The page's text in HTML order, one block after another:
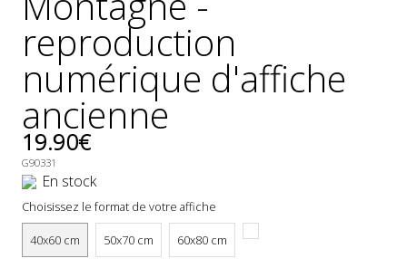
MENTIONS
POLITIQUE
DE
CONFIDENTIALITÉ
JALONS
POUR
UNE
HISTOIRE
DE
L'AFFICHE
PUBLICITAIRE
reproduction
numérique d'affiche
ancienne
19.90€
G90331
En stock
Choisissez le format de votre affiche
40x60 cm 50x70 cm 60x80 cm